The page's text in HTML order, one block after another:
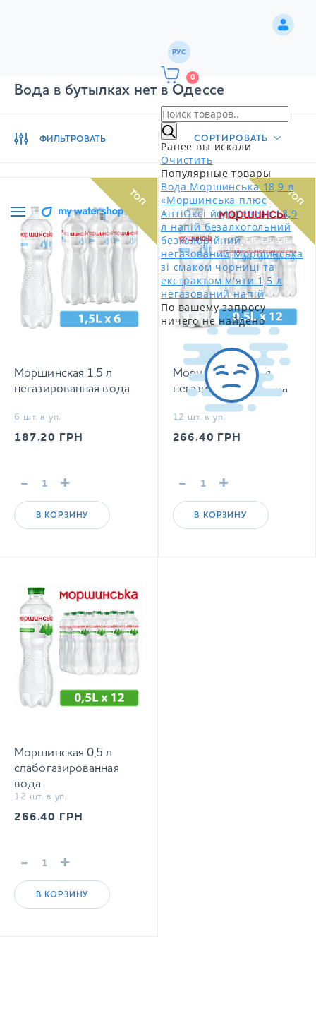
РУС
0
Ранее вы искали
Очистить
Популярные товары
Вода Моршинська 18,9 л
«Моршинська плюс
АнтіОксі йод+селен» 18,9
л напій безалкогольний
безкалорійний
негазований Моршинська
зі смаком чорниці та
екстрактом м'яти 1,5 л
негазований напій
По вашему запросу
ничего не найдено
Вода в бутылках нет в Одессе
ФИЛЬТРОВАТЬ СОРТИРОВАТЬ
Моршинская 1,5 л
негазированная вода
6 шт. в уп.
187.20 ГРН
- +
В КОРЗИНУ
ТОП
Моршинская 0,5 л
негазированная вода
12 шт. в уп.
266.40 ГРН
- +
В КОРЗИНУ
ТОП
Моршинская 0,5 л
слабогазированная
вода
12 шт. в уп.
266.40 ГРН
- +
В КОРЗИНУ